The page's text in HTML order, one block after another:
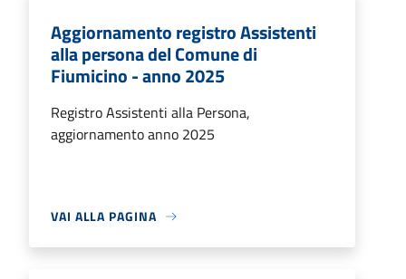
Aggiornamento registro Assistenti
alla persona del Comune di
Fiumicino - anno 2025
Registro Assistenti alla Persona,
aggiornamento anno 2025
VAI ALLA PAGINA